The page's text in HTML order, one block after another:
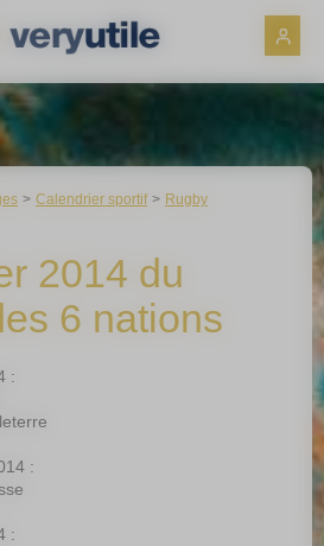
Calendrier sportif
Rugby
2014 du
6 nations
:
:
: